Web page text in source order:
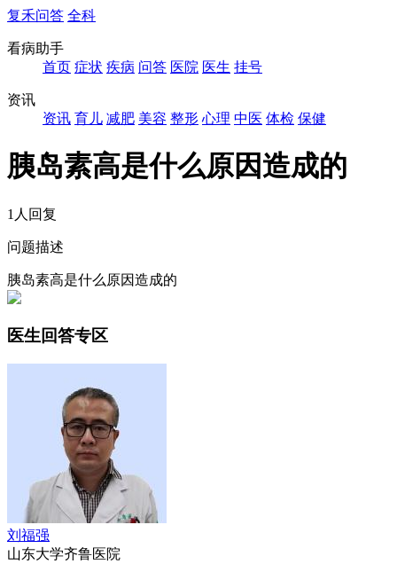
复禾问答 全科
看病助手
首页 症状 疾病 问答 医院 医生 挂号
资讯
资讯 育儿 减肥 美容 整形 心理 中医 体检 保健
胰岛素高是什么原因造成的
1人回复
问题描述
胰岛素高是什么原因造成的
医生回答专区
刘福强
山东大学齐鲁医院